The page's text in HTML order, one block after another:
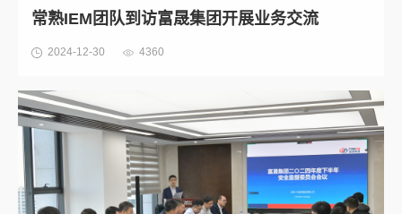
常熟IEM团队到访富晟集团开展业务交流
2024-12-30 4360